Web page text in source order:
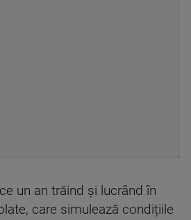
un an trăind și lucrând în
care simulează condițiile